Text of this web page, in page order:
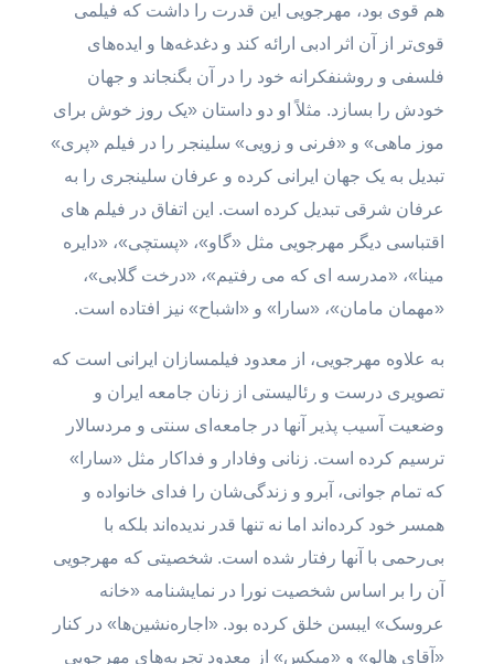
هم قوی بود، مهرجویی این قدرت را داشت که فیلمی
قوی‌تر از آن اثر ادبی ارائه کند و دغدغه‌ها و ایده‌های
فلسفی و روشنفکرانه خود را در آن بگنجاند و جهان
خودش را بسازد. مثلاً او دو داستان «یک روز خوش برای
موز ماهی» و «فرنی و زویی» سلینجر را در فیلم «پری»
تبدیل به یک جهان ایرانی کرده و عرفان سلینجری را به
عرفان شرقی تبدیل کرده است. این اتفاق در فیلم های
اقتباسی دیگر مهرجویی مثل «گاو»، «پستچی»، «دایره
مینا»، «مدرسه ای که می رفتیم»، «درخت گلابی»،
«مهمان مامان»، «سارا» و «اشباح» نیز افتاده است.
به علاوه مهرجویی، از معدود فیلمسازان ایرانی است که
تصویری درست و رئالیستی از زنان جامعه ایران و
وضعیت آسیب پذیر آنها در جامعه‌ای سنتی و مردسالار
ترسیم کرده است. زنانی وفادار و فداکار مثل «سارا»
که تمام جوانی، آبرو و زندگی‌شان را فدای خانواده و
همسر خود کرده‌اند اما نه تنها قدر ندیده‌اند بلکه با
بی‌رحمی با آنها رفتار شده است. شخصیتی که مهرجویی
آن را بر اساس شخصیت نورا در نمایشنامه «خانه
عروسک» ایبسن خلق کرده بود. «اجاره‌نشین‌ها» در کنار
«آقای هالو» و «میکس» از معدود تجربه‌های مهرجویی